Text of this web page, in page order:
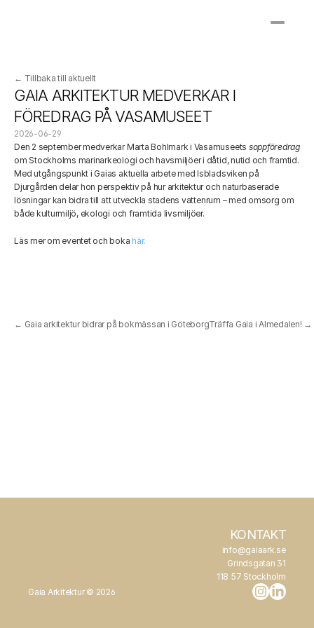
← Tillbaka till aktuellt
GAIA ARKITEKTUR MEDVERKAR I
FÖREDRAG PÅ VASAMUSEET
2026-06-29
Den 2 september medverkar Marta Bohlmark i Vasamuseets soppföredrag
om Stockholms marinarkeologi och havsmiljöer i dåtid, nutid och framtid.
Med utgångspunkt i Gaias aktuella arbete med Isbladsviken på
Djurgården delar hon perspektiv på hur arkitektur och naturbaserade
lösningar kan bidra till att utveckla stadens vattenrum – med omsorg om
både kulturmiljö, ekologi och framtida livsmiljöer.
Läs mer om eventet och boka här.
← Gaia arkitektur bidrar på bokmässan i GöteborgTräffa Gaia i Almedalen! →
KONTAKT
info@gaiaark.se
Grindsgatan 31
118 57 Stockholm
Gaia Arkitektur © 2026